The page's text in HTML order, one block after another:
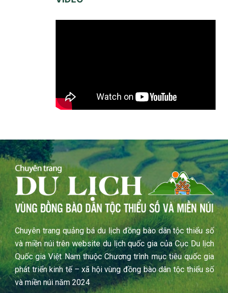
Chuyên trang quảng bá du lịch đồng bào dân tộc thiểu số
và miền núi trên website du lịch quốc gia của Cục Du lịch
Quốc gia Việt Nam thuộc Chương trình mục tiêu quốc gia
phát triển kinh tế – xã hội vùng đồng bào dân tộc thiểu số
và miền núi năm 2024